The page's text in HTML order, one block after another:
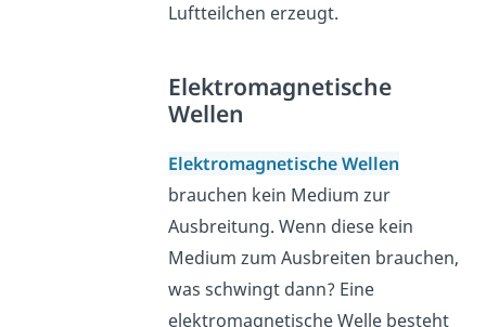
Luftteilchen erzeugt.
Elektromagnetische
Wellen
Elektromagnetische Wellen
brauchen kein Medium zur
Ausbreitung. Wenn diese kein
Medium zum Ausbreiten brauchen,
was schwingt dann? Eine
elektromagnetische Welle besteht